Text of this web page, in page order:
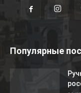
Популярные